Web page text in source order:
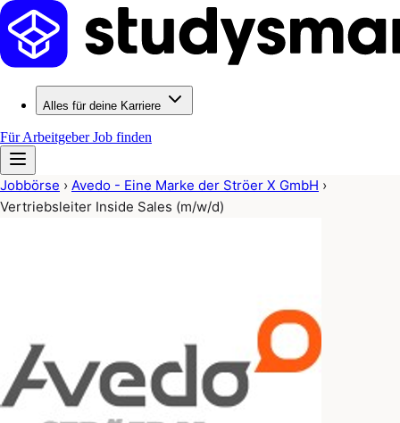
Alles für deine Karriere
Für ArbeitgeberJob finden
Jobbörse › Avedo - Eine Marke der Ströer X GmbH ›
Vertriebsleiter Inside Sales (m/w/d)